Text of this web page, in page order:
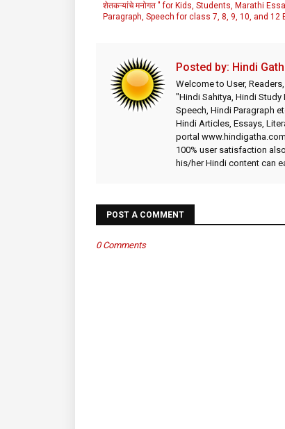
शेतकऱ्यांचे मनोगत " for Kids, Students, Marathi
Paragraph, Speech for class 7, 8, 9, 10, and 12
Posted by: Hindi
Welcome to User,
"Hindi Sahitya, Hindi
Speech, Hindi Paragraph
Hindi Articles, Essays,
portal
100% user satisfaction
his/her Hindi content can
POST A COMMENT
0 Comments